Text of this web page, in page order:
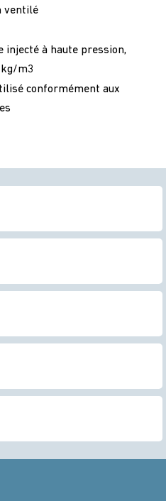
ventilé
injecté à haute pression,
kg/m3
conformément aux